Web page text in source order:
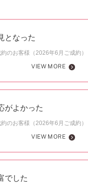
となった
のお客様（2026年6月ご成約）
VIEW MORE
がよかった
のお客様（2026年6月ご成約）
VIEW MORE
でした